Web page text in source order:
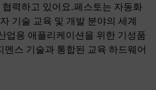
력하고 있어요.페스토는 자동화
기술 교육 및 개발 분야의 세계
업용 애플리케이션을 위한 기성품
멘스 기술과 통합된 교육 하드웨어